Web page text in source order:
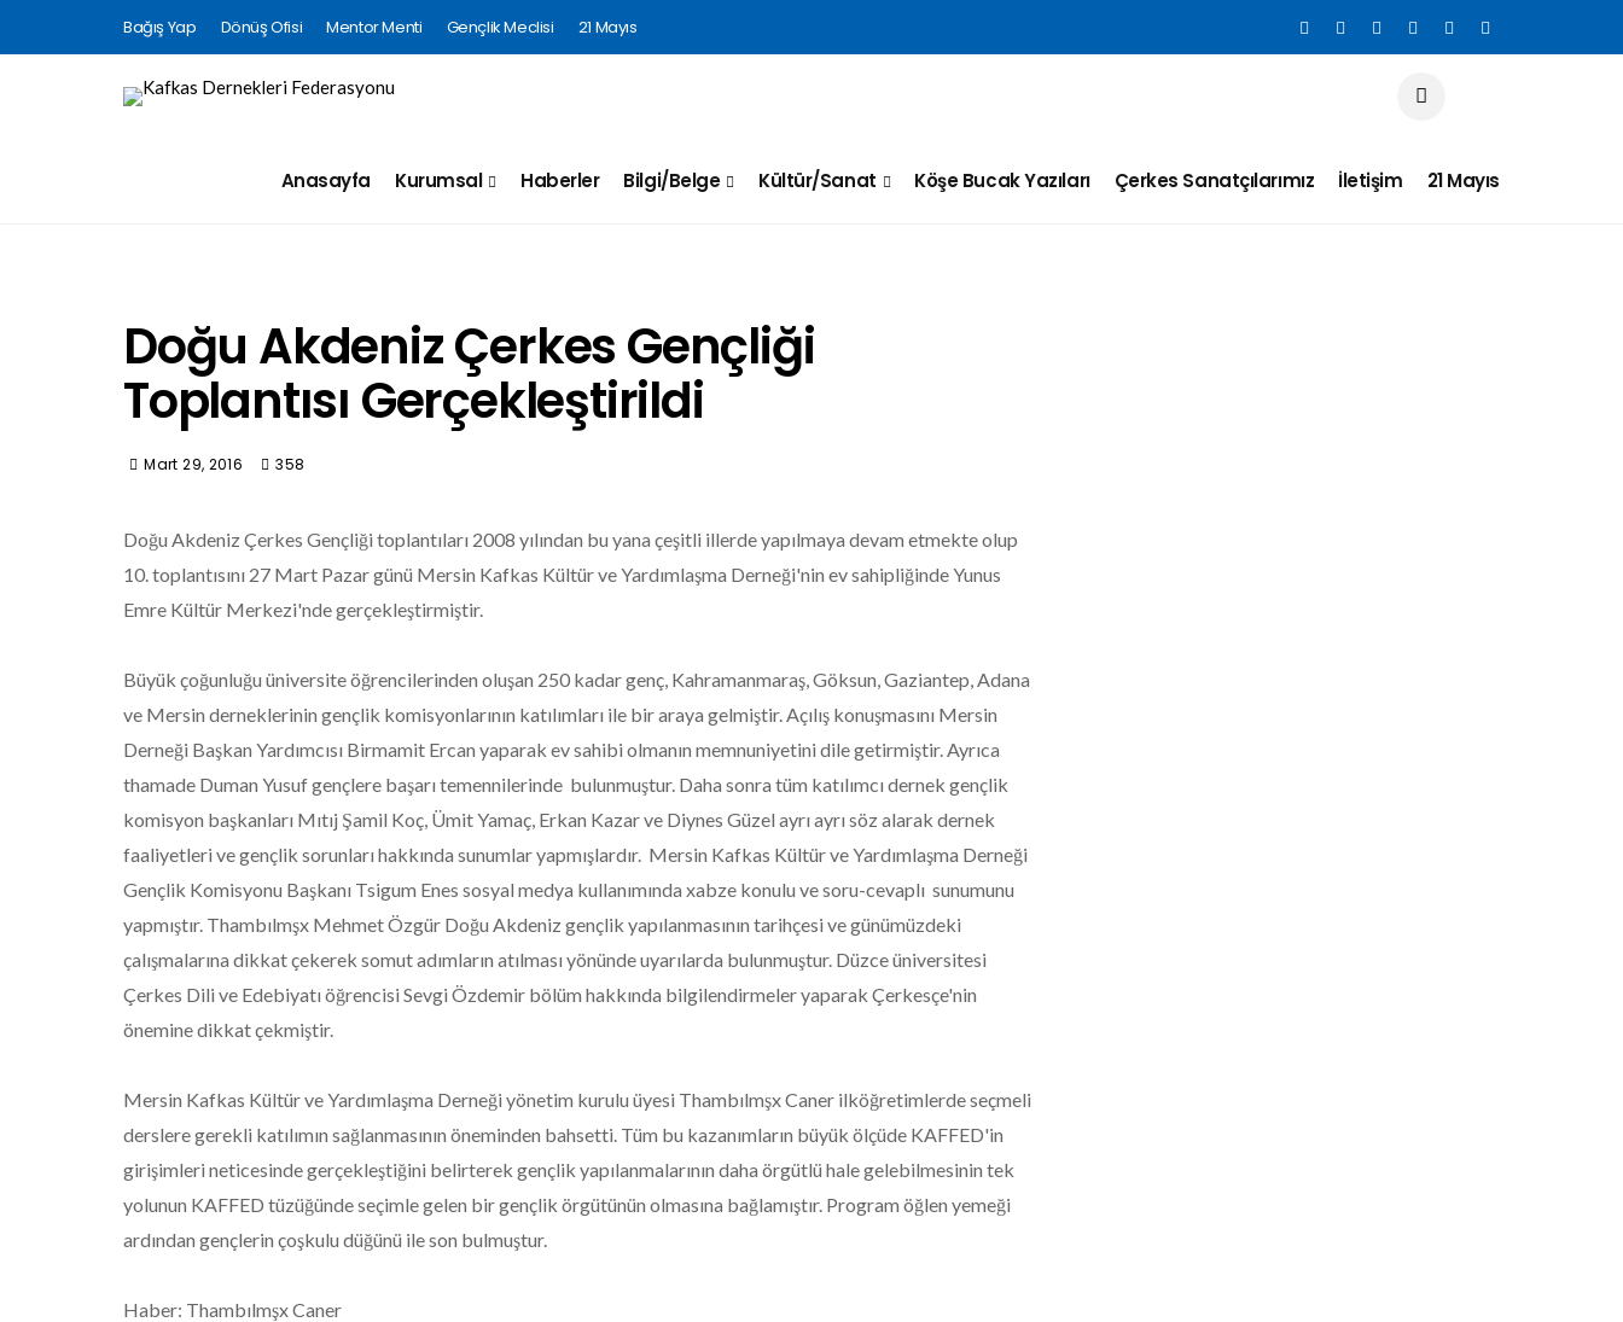
Bağış Yap Dönüş Ofisi Mentor Menti Gençlik Meclisi 21 Mayıs
Anasayfa Kurumsal Haberler Bilgi/Belge Kültür/Sanat Köşe Bucak Yazıları Çerkes Sanatçılarımız İletişim 21 Mayıs
Doğu Akdeniz Çerkes Gençliği
Toplantısı Gerçekleştirildi
Mart 29, 2016 358
Doğu Akdeniz Çerkes Gençliği toplantıları 2008 yılından bu yana çeşitli illerde yapılmaya devam etmekte olup
10. toplantısını 27 Mart Pazar günü Mersin Kafkas Kültür ve Yardımlaşma Derneği'nin ev sahipliğinde Yunus
Emre Kültür Merkezi'nde gerçekleştirmiştir.
Büyük çoğunluğu üniversite öğrencilerinden oluşan 250 kadar genç, Kahramanmaraş, Göksun, Gaziantep, Adana
ve Mersin derneklerinin gençlik komisyonlarının katılımları ile bir araya gelmiştir. Açılış konuşmasını Mersin
Derneği Başkan Yardımcısı Birmamit Ercan yaparak ev sahibi olmanın memnuniyetini dile getirmiştir. Ayrıca
thamade Duman Yusuf gençlere başarı temennilerinde bulunmuştur. Daha sonra tüm katılımcı dernek gençlik
komisyon başkanları Mıtıj Şamil Koç, Ümit Yamaç, Erkan Kazar ve Diynes Güzel ayrı ayrı söz alarak dernek
faaliyetleri ve gençlik sorunları hakkında sunumlar yapmışlardır. Mersin Kafkas Kültür ve Yardımlaşma Derneği
Gençlik Komisyonu Başkanı Tsigum Enes sosyal medya kullanımında xabze konulu ve soru-cevaplı sunumunu
yapmıştır. Thambılmşx Mehmet Özgür Doğu Akdeniz gençlik yapılanmasının tarihçesi ve günümüzdeki
çalışmalarına dikkat çekerek somut adımların atılması yönünde uyarılarda bulunmuştur. Düzce üniversitesi
Çerkes Dili ve Edebiyatı öğrencisi Sevgi Özdemir bölüm hakkında bilgilendirmeler yaparak Çerkesçe'nin
önemine dikkat çekmiştir.
Mersin Kafkas Kültür ve Yardımlaşma Derneği yönetim kurulu üyesi Thambılmşx Caner ilköğretimlerde seçmeli
derslere gerekli katılımın sağlanmasının öneminden bahsetti. Tüm bu kazanımların büyük ölçüde KAFFED'in
girişimleri neticesinde gerçekleştiğini belirterek gençlik yapılanmalarının daha örgütlü hale gelebilmesinin tek
yolunun KAFFED tüzüğünde seçimle gelen bir gençlik örgütünün olmasına bağlamıştır. Program öğlen yemeği
ardından gençlerin çoşkulu düğünü ile son bulmuştur.
Haber: Thambılmşx Caner